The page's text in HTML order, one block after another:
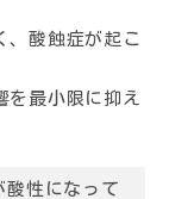
、酸蝕症が起こ
を最小限に抑え
酸性になって